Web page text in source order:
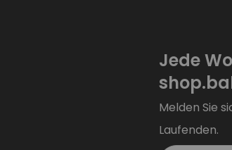
Jede
Melden Sie
Laufenden.